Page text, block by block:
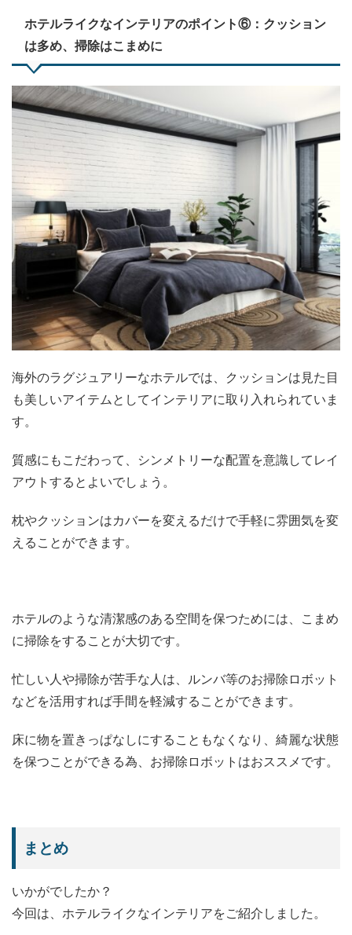
ホテルライクなインテリアのポイント⑥：クッション
は多め、掃除はこまめに
海外のラグジュアリーなホテルでは、クッションは見た目
も美しいアイテムとしてインテリアに取り入れられていま
す。
質感にもこだわって、シンメトリーな配置を意識してレイ
アウトするとよいでしょう。
枕やクッションはカバーを変えるだけで手軽に雰囲気を変
えることができます。
ホテルのような清潔感のある空間を保つためには、こまめ
に掃除をすることが大切です。
忙しい人や掃除が苦手な人は、ルンバ等のお掃除ロボット
などを活用すれば手間を軽減することができます。
床に物を置きっぱなしにすることもなくなり、綺麗な状態
を保つことができる為、お掃除ロボットはおススメです。
まとめ
いかがでしたか？
今回は、ホテルライクなインテリアをご紹介しました。